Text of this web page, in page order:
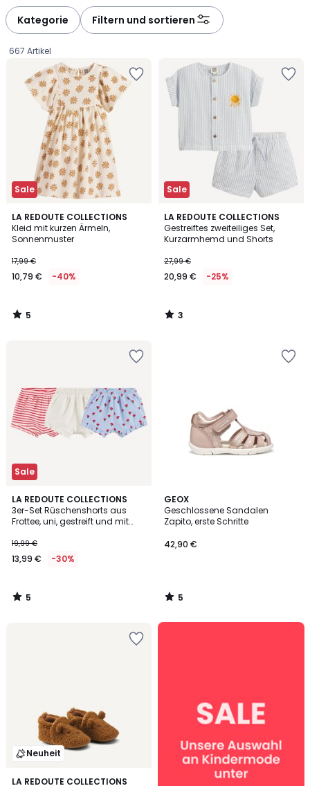
Kategorie Filtern und sortieren
667 Artikel
Sale
LA REDOUTE COLLECTIONS
Kleid mit kurzen Ärmeln,
Sonnenmuster
€
Statt
€
40%
17,99 €
10,79 € -40%
5
/
5
5
/
Sale
LA REDOUTE COLLECTIONS
Gestreiftes zweiteiliges Set,
Kurzarmhemd und Shorts
27,99 €
20,99 € -25%
3
/
5
3
/
Sale
LA REDOUTE COLLECTIONS
3er-Set Rüschenshorts aus
Frottee, uni, gestreift und mit
19,99 €
13,99 € -30%
5
/
5
5
/
GEOX
Geschlossene Sandalen
Zapito, erste Schritte
42,90 €
5
/
5
5
/
Neuheit
LA REDOUTE COLLECTIONS
Unsere